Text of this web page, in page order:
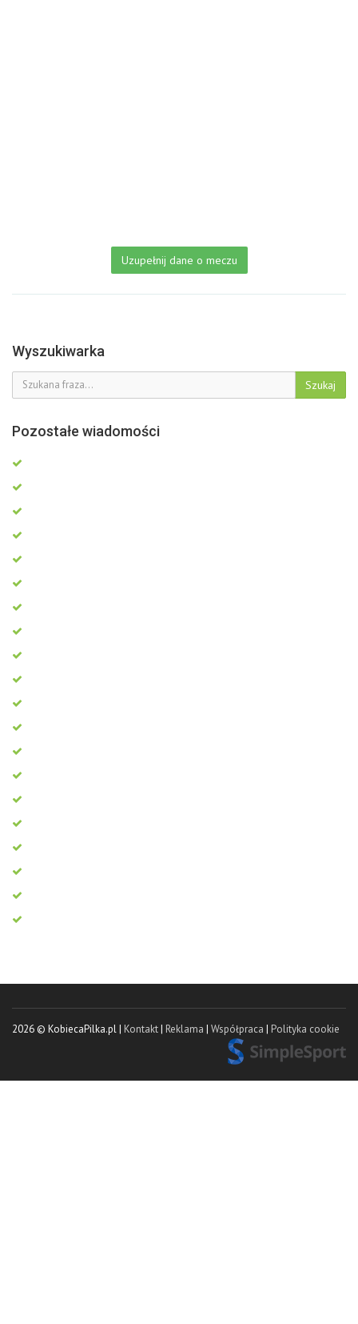
Uzupełnij dane o meczu
Wyszukiwarka
Szukaj
Pozostałe wiadomości
2026 © KobiecaPilka.pl | Kontakt| Reklama | Współpraca | Polityka cookie